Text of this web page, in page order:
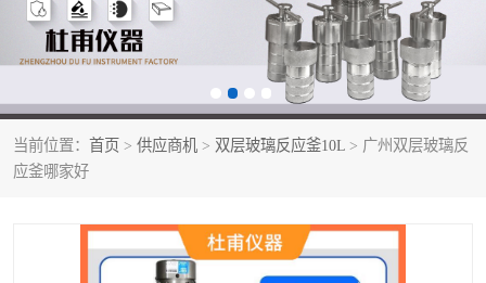
当前位置： 首页 > 供应商机 > 双层玻璃反应釜10L > 广州双层玻璃反
应釜哪家好
低温冷却液循环泵厂家 加热模块厂家
气流烘干器
旋转蒸发器厂家 双层玻璃反应釜10L
高温循环油浴锅母 五抽头循环水真空泵